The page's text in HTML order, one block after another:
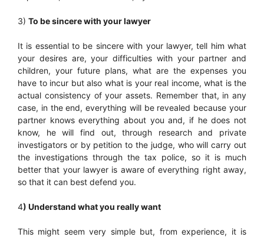
3) To be sincere with your lawyer
It is essential to be sincere with your lawyer, tell him what
your desires are, your difficulties with your partner and
children, your future plans, what are the expenses you
have to incur but also what is your real income, what is the
actual consistency of your assets. Remember that, in any
case, in the end, everything will be revealed because your
partner knows everything about you and, if he does not
know, he will find out, through research and private
investigators or by petition to the judge, who will carry out
the investigations through the tax police, so it is much
better that your lawyer is aware of everything right away,
so that it can best defend you.
4) Understand what you really want
This might seem very simple but, from experience, it is